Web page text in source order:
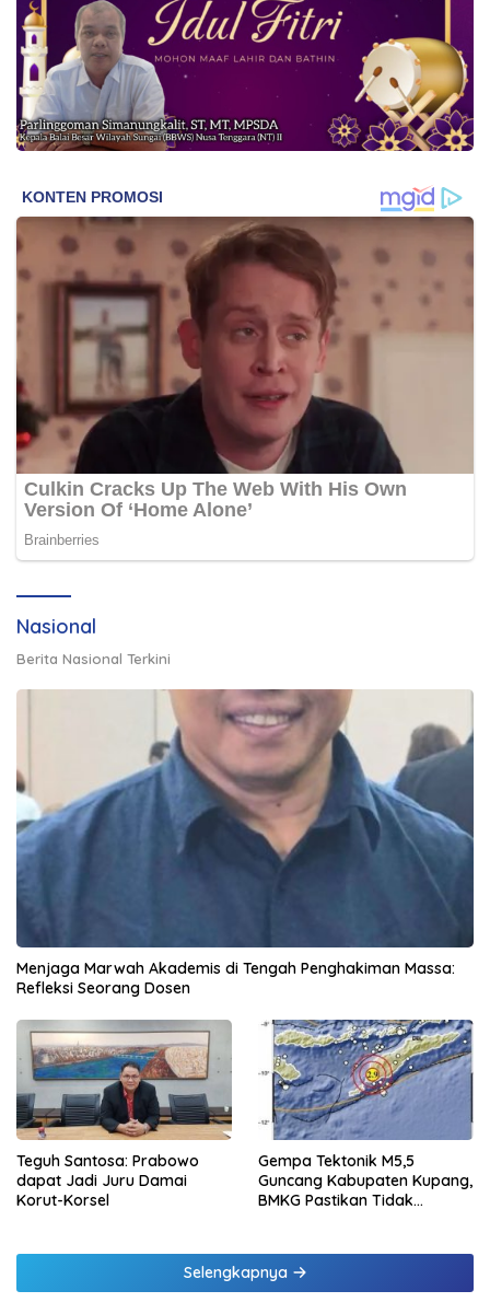
Nasional
Berita Nasional Terkini
Menjaga Marwah Akademis di Tengah Penghakiman Massa:
Refleksi Seorang Dosen
Teguh Santosa: Prabowo
dapat Jadi Juru Damai
Korut-Korsel
Gempa Tektonik M5,5
Guncang Kabupaten Kupang,
BMKG Pastikan Tidak
Selengkapnya